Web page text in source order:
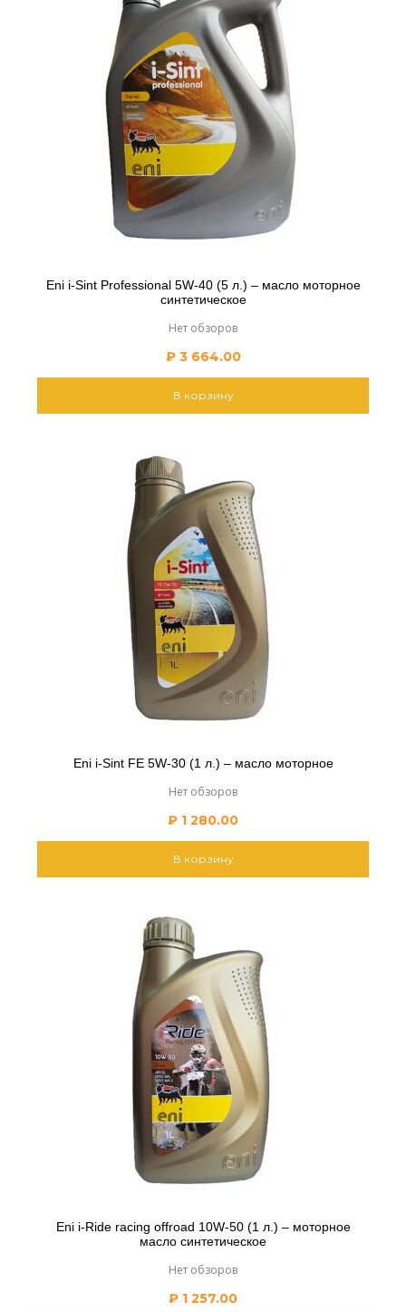
Eni i-Sint Professional 5W-40 (5 л.) – масло моторное
синтетическое
Нет обзоров
₽3 664.00
В корзину
Eni i-Sint FE 5W-30 (1 л.) – масло моторное
Нет обзоров
₽ 1 280.00
В корзину
Eni i-Ride racing offroad 10W-50 (1 л.) – моторное
масло синтетическое
Нет обзоров
₽ 1 257.00